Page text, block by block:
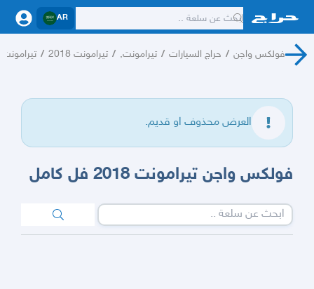
AR
فولكس واجن / حراج السيارات / تيرامونت, / تيرامونت 2018 / تيرامونت
العرض محذوف او قديم.
فولكس واجن تيرامونت 2018 فل كامل